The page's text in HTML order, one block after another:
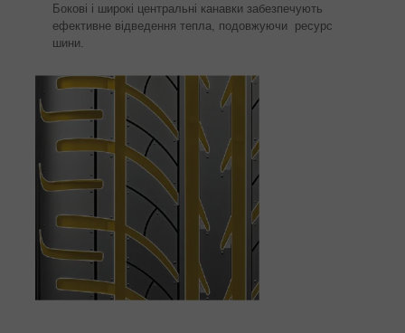
Бокові і широкі центральні канавки забезпечують
ефективне відведення тепла, подовжуючи ресурс
шини.